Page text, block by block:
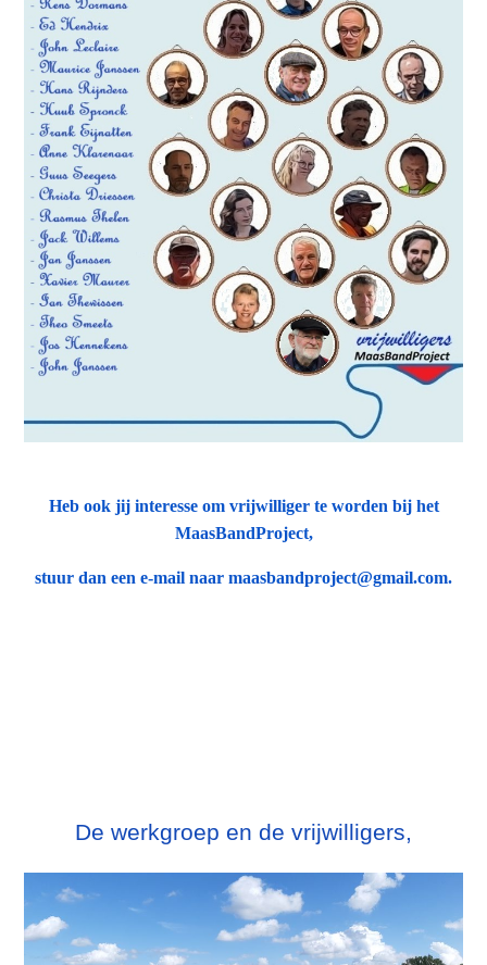
Heb ook jij interesse om vrijwilliger te worden bij het
MaasBandProject,
stuur dan een e-mail naar maasbandproject@gmail.com.
De werkgroep en de vrijwilligers,